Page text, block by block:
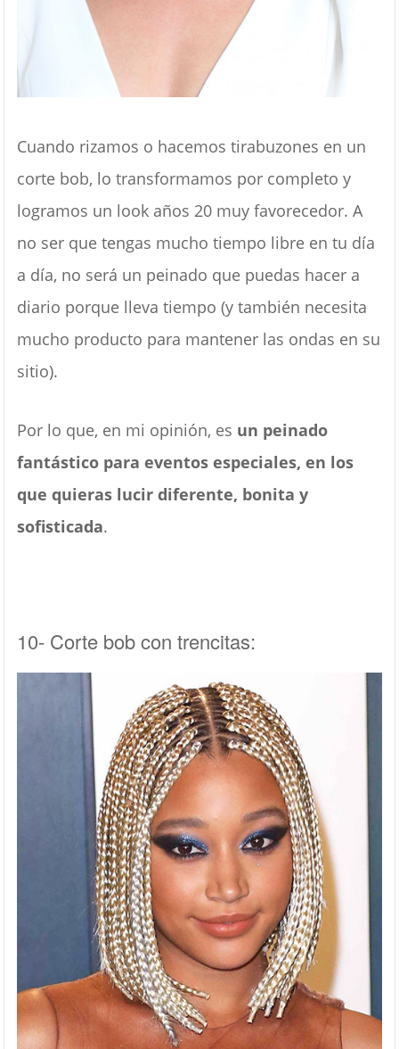
Cuando rizamos o hacemos tirabuzones en un
corte bob, lo transformamos por completo y
logramos un look años 20 muy favorecedor. A
no ser que tengas mucho tiempo libre en tu día
a día, no será un peinado que puedas hacer a
diario porque lleva tiempo (y también necesita
mucho producto para mantener las ondas en su
sitio).
Por lo que, en mi opinión, es un peinado
fantástico para eventos especiales, en los
que quieras lucir diferente, bonita y
sofisticada.
10- Corte bob con trencitas: